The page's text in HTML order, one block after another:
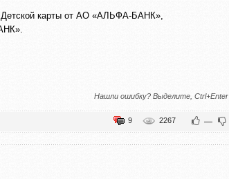
Детской карты от АО «АЛЬФА-БАНК»,
Нашли ошибку? Выделите, Ctrl+Enter
—
2267
9